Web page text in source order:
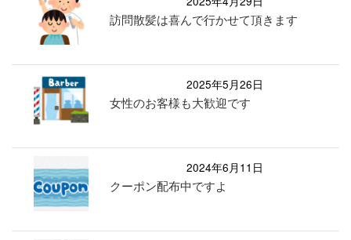
訪問散髪は喜んで行かせて頂きます
2025年5月26日
女性のお客様も大歓迎です
2024年6月11日
クーポン配布中ですよ